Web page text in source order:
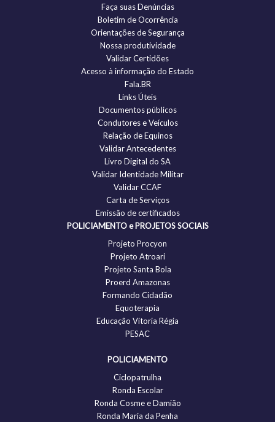
Faça suas Denúncias
Boletim de Ocorrência
Orientações de Segurança
Nossa produtividade
Validar Certidões
Acesso à informação do Estado
Fala.BR
Links Úteis
Documentos públicos
Condutores e Veículos
Relação de Equinos
Validar Antecedentes
Livro Digital do SA
Validar Identidade Militar
Validar CCAF
Carta de Serviços
Emissão de certificados
POLICIAMENTO e PROJETOS SOCIAIS
Projeto Procyon
Projeto Atroari
Projeto Santa Bola
Proerd Amazonas
Formando Cidadão
Equoterapia
Educação Vitoria Régia
PESAC
POLICIAMENTO
Ciclopatrulha
Ronda Escolar
Ronda Cosme e Damião
Ronda Maria da Penha